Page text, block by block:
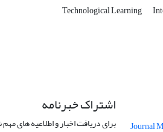
Technological Learning
اشتراک خبرنامه
برای دریافت اخبار و اطلاعیه های